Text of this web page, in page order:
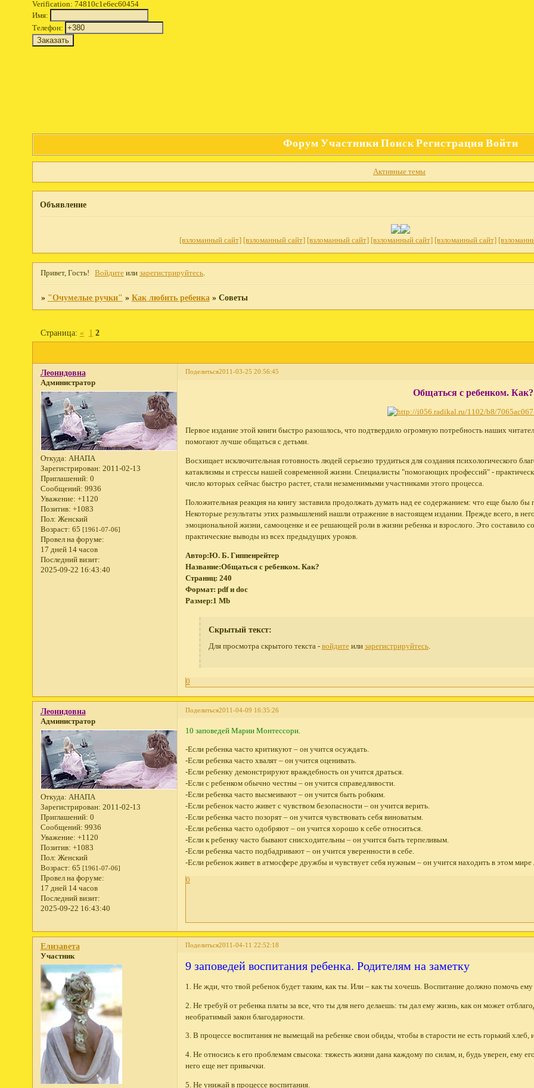
Verification: 74810c1e6ec60454
Имя:
Телефон:
Форум Участники ПоискРегистрация Войти
Активные темы
Объявление
[взломанный сайт] [взломанный сайт] [взломанный сайт] [взломанный сайт] [взломанный сайт]
Привет, Гость! Войдитеили зарегистрируйтесь.
» "Очумелые ручки" » Как любить ребенка » Советы
Страница: « 1 2
Поделиться2011-03-25 20:56:45
Леонидовна
Администратор
Откуда: АНАПА
Зарегистрирован: 2011-02-13
Приглашений: 0
Сообщений: 9936
Уважение: +1120
Позитив: +1083
Пол: Женский
Возраст: 65 [1961-07-06]
Провел на форуме:
17 дней 14 часов
Последний визит:
2025-09-22 16:43:40
Общаться с ребенком. Как?
Первое издание этой книги быстро разошлось, что подтвердило огромную потребность наших
помогают лучше общаться с детьми.
Восхищает исключительная готовность людей серьезно трудиться для создания психологического
катаклизмы и стрессы нашей современной жизни. Специалисты "помогающих профессий" -
число которых сейчас быстро растет, стали незаменимыми участниками этого процесса.
Положительная реакция на книгу заставила продолжать думать над ее содержанием: что еще было бы
Некоторые результаты этих размышлений нашли отражение в настоящем издании. Прежде всего, в
эмоциональной жизни, самооценке и ее решающей роли в жизни ребенка и взрослого. Это составило
практические выводы из всех предыдущих уроков.
Автор:Ю. Б. Гиппенрейтер
Название:Общаться с ребенком. Как?
Страниц: 240
Формат: pdf и doс
Размер:1 Mb
Скрытый текст:
Для просмотра скрытого текста - войдитеили зарегистрируйтесь.
0
Поделиться2011-04-09 16:35:26
Леонидовна
Администратор
Откуда: АНАПА
Зарегистрирован: 2011-02-13
Приглашений: 0
Сообщений: 9936
Уважение: +1120
Позитив: +1083
Пол: Женский
Возраст: 65 [1961-07-06]
Провел на форуме:
17 дней 14 часов
Последний визит:
2025-09-22 16:43:40
10 заповедей Марии Монтессори.
-Если ребенка часто критикуют – он учится осуждать.
-Если ребенка часто хвалят – он учится оценивать.
-Если ребенку демонстрируют враждебность он учится драться.
-Если с ребенком обычно честны – он учится справедливости.
-Если ребенка часто высмеивают – он учится быть робким.
-Если ребенок часто живет с чувством безопасности – он учится верить.
-Если ребенка часто позорят – он учится чувствовать себя виноватым.
-Если ребенка часто одобряют – он учится хорошо к себе относиться.
-Если к ребенку часто бывают снисходительны – он учится быть терпеливым.
-Если ребенка часто подбадривают – он учится уверенности в себе.
-Если ребенок живет в атмосфере дружбы и чувствует себя нужным – он учится находить в этом мире
0
Поделиться2011-04-11 22:52:18
Елизавета
Участник
9 заповедей воспитания ребенка. Родителям на заметку
1. Не жди, что твой ребенок будет таким, как ты. Или – как ты хочешь. Воспитание должно помочь ему
2. Не требуй от ребенка платы за все, что ты для него делаешь: ты дал ему жизнь, как он может
необратимый закон благодарности.
3. В процессе воспитания не вымещай на ребенке свои обиды, чтобы в старости не есть горький хлеб,
4. Не относись к его проблемам свысока: тяжесть жизни дана каждому по силам, и, будь уверен, ему
него еще нет привычки.
5. Не унижай в процессе воспитания.